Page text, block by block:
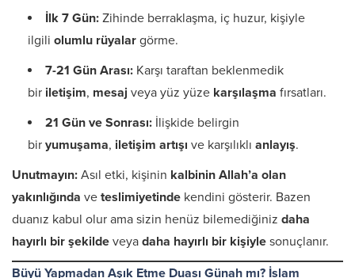
İlk 7 Gün: Zihinde berraklaşma, iç huzur, kişiyle
ilgili olumlu rüyalar görme.
7-21 Gün Arası: Karşı taraftan beklenmedik
bir iletişim, mesaj veya yüz yüze karşılaşma fırsatları.
21 Gün ve Sonrası: İlişkide belirgin
bir yumuşama, iletişim artışı ve karşılıklı anlayış.
Unutmayın: Asıl etki, kişinin kalbinin Allah’a olan
yakınlığında ve teslimiyetinde kendini gösterir. Bazen
duanız kabul olur ama sizin henüz bilemediğiniz daha
hayırlı bir şekilde veya daha hayırlı bir kişiyle sonuçlanır.
Büyü Yapmadan Aşık Etme Duası Günah mı? İslam